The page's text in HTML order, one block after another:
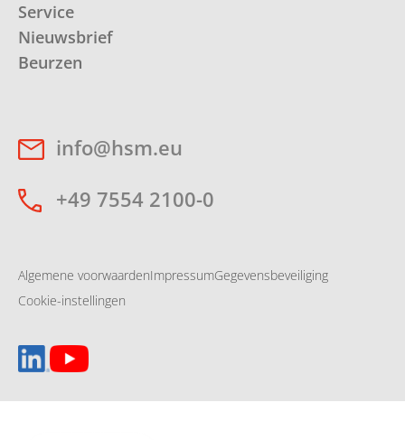
Service
Nieuwsbrief
Beurzen
info@hsm.eu
+49 7554 2100-0
Algemene voorwaardenImpressumGegevensbeveiliging
Cookie-instellingen